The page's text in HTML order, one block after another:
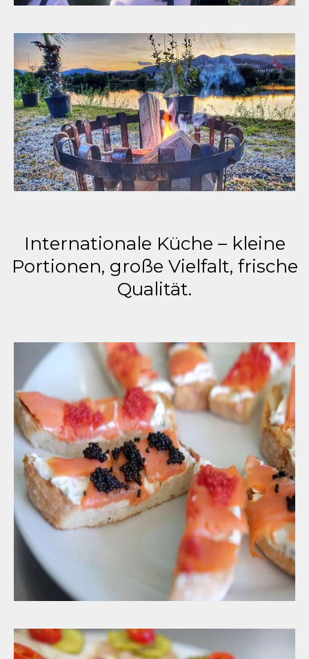
Internationale Küche – kleine
Portionen, große Vielfalt, frische
Qualität.